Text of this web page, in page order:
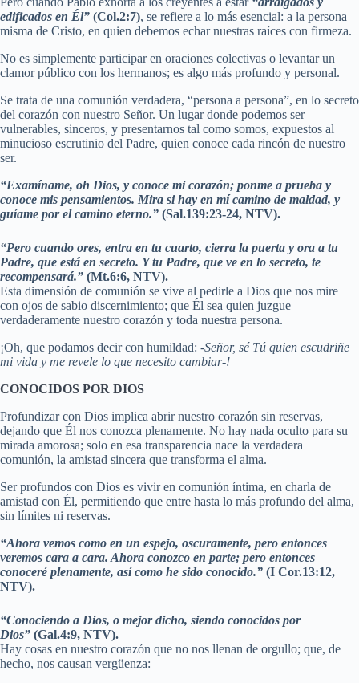
edificados en Él” (Col.2:7), se refiere a lo más esencial: a la persona
misma de Cristo, en quien debemos echar nuestras raíces con firmeza.
No es simplemente participar en oraciones colectivas o levantar un
clamor público con los hermanos; es algo más profundo y personal.
Se trata de una comunión verdadera, “persona a persona”, en lo secreto
del corazón con nuestro Señor. Un lugar donde podemos ser
vulnerables, sinceros, y presentarnos tal como somos, expuestos al
minucioso escrutinio del Padre, quien conoce cada rincón de nuestro
ser.
“Examíname, oh Dios, y conoce mi corazón; ponme a prueba y
conoce mis pensamientos. Mira si hay en mí camino de maldad, y
guíame por el camino eterno.” (Sal.139:23-24, NTV).
“Pero cuando ores, entra en tu cuarto, cierra la puerta y ora a tu
Padre, que está en secreto. Y tu Padre, que ve en lo secreto, te
recompensará.” (Mt.6:6, NTV).
Esta dimensión de comunión se vive al pedirle a Dios que nos mire
con ojos de sabio discernimiento; que Él sea quien juzgue
verdaderamente nuestro corazón y toda nuestra persona.
¡Oh, que podamos decir con humildad: -Señor, sé Tú quien escudriñe
mi vida y me revele lo que necesito cambiar-!
CONOCIDOS POR DIOS
Profundizar con Dios implica abrir nuestro corazón sin reservas,
dejando que Él nos conozca plenamente. No hay nada oculto para su
mirada amorosa; solo en esa transparencia nace la verdadera
comunión, la amistad sincera que transforma el alma.
Ser profundos con Dios es vivir en comunión íntima, en charla de
amistad con Él, permitiendo que entre hasta lo más profundo del alma,
sin límites ni reservas.
“Ahora vemos como en un espejo, oscuramente, pero entonces
veremos cara a cara. Ahora conozco en parte; pero entonces
conoceré plenamente, así como he sido conocido.” (I Cor.13:12,
NTV).
“Conociendo a Dios, o mejor dicho, siendo conocidos por
Dios” (Gal.4:9, NTV).
Hay cosas en nuestro corazón que no nos llenan de orgullo; que, de
hecho, nos causan vergüenza: